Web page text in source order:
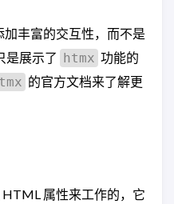
丰富的交互性，而不是
是展示了
htmx 功能的
的官方文档来了解更
属性来工作的，它